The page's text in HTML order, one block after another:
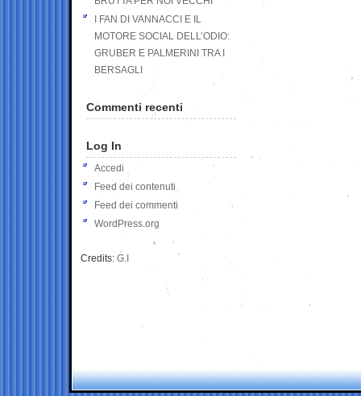
I FAN DI VANNACCI E IL
MOTORE SOCIAL DELL’ODIO:
GRUBER E PALMERINI TRA I
BERSAGLI
Commenti recenti
Log In
Accedi
Feed dei contenuti
Feed dei commenti
WordPress.org
Credits: G.I